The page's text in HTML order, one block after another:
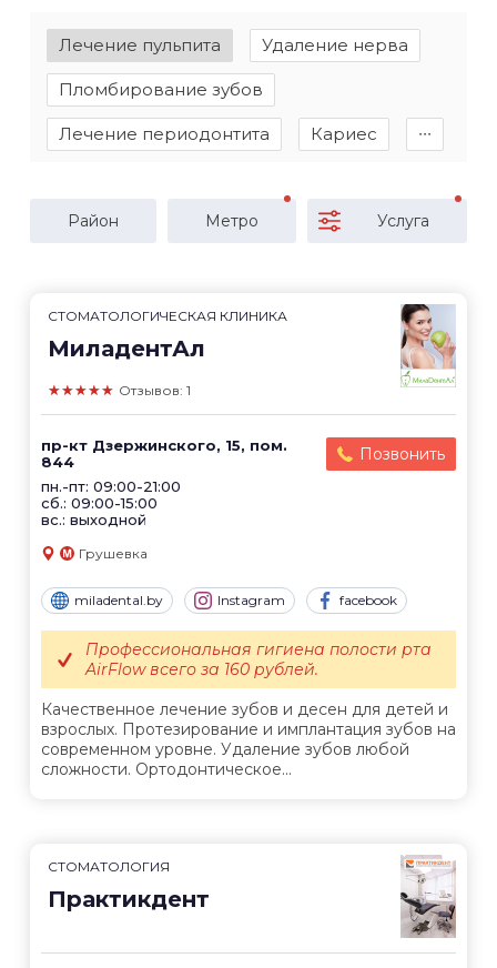
Лечение пульпита Удаление нерва
Пломбирование зубов
Лечение периодонтита Кариес ∙∙∙
Район Метро Услуга
СТОМАТОЛОГИЧЕСКАЯ КЛИНИКА
МиладентАл
★★★★★ Отзывов: 1
пр-кт Дзержинского, 15, пом.
844
пн.-пт: 09:00-21:00
сб.: 09:00-15:00
вс.: выходной
Позвонить
Грушевка
miladental.by Instagram facebook
Качественное лечение зубов и десен для детей и
взрослых. Протезирование и имплантация зубов на
современном уровне. Удаление зубов любой
сложности. Ортодонтическое...
Профессиональная гигиена полости рта
AirFlow всего за 160 рублей.
СТОМАТОЛОГИЯ
Практикдент